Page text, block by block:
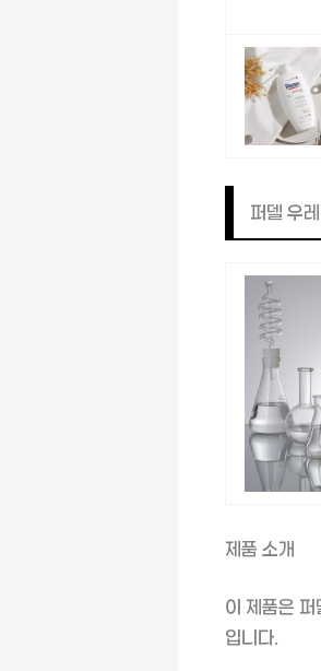
퍼델 우
제품 소개
이 제품은
입니다.